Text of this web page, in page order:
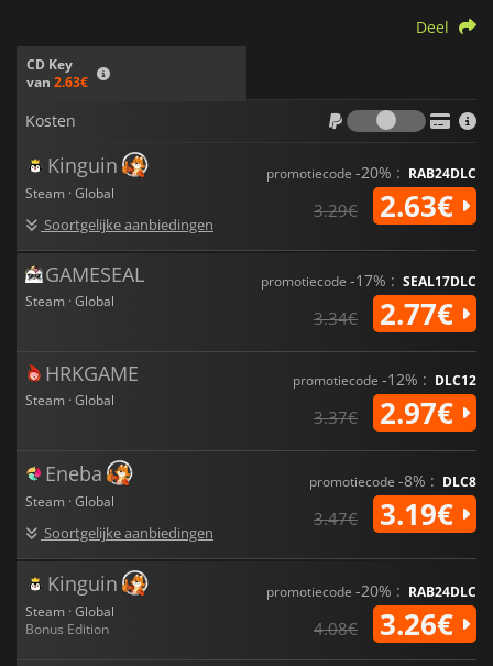
CD Key
van 2.63€
Deel
Kosten
Kosten
Kinguin
Steam · Global
Soortgelijke aanbiedingen
promotiecode -20% : RAB24DLC
3.29€ 2.63€
GAMESEAL
Steam · Global
promotiecode -17% : SEAL17DLC
3.34€ 2.77€
HRKGAME
Steam · Global
promotiecode -12% : DLC12
3.37€ 2.97€
Eneba
Steam · Global
Soortgelijke aanbiedingen
promotiecode -8% : DLC8
3.47€ 3.19€
Kinguin
Steam · Global
Bonus Edition
promotiecode -20% : RAB24DLC
4.08€ 3.26€